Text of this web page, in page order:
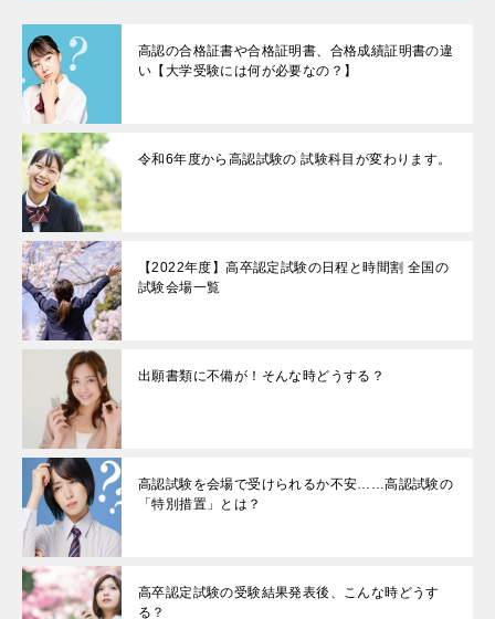
高認の合格証書や合格証明書、合格成績証明書の違
い【大学受験には何が必要なの？】
令和6年度から高認試験の 試験科目が変わります。
【2022年度】高卒認定試験の日程と時間割 全国の
試験会場一覧
出願書類に不備が！そんな時どうする？
高認試験を会場で受けられるか不安……高認試験の
「特別措置」とは？
高卒認定試験の受験結果発表後、こんな時どうす
る？